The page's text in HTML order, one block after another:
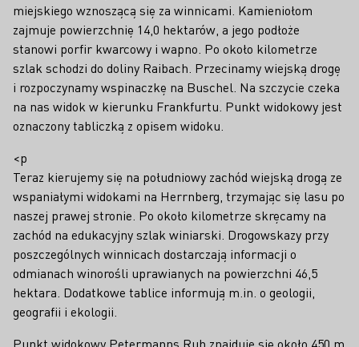
miejskiego wznoszącą się za winnicami. Kamieniołom
zajmuje powierzchnię 14,0 hektarów, a jego podłoże
stanowi porfir kwarcowy i wapno. Po około kilometrze
szlak schodzi do doliny Raibach. Przecinamy wiejską drogę
i rozpoczynamy wspinaczkę na Buschel. Na szczycie czeka
na nas widok w kierunku Frankfurtu. Punkt widokowy jest
oznaczony tabliczką z opisem widoku.
<p
Teraz kierujemy się na południowy zachód wiejską drogą ze
wspaniałymi widokami na Herrnberg, trzymając się lasu po
naszej prawej stronie. Po około kilometrze skręcamy na
zachód na edukacyjny szlak winiarski. Drogowskazy przy
poszczególnych winnicach dostarczają informacji o
odmianach winorośli uprawianych na powierzchni 46,5
hektara. Dodatkowe tablice informują m.in. o geologii,
geografii i ekologii.
Punkt widokowy Petermanns Ruh znajduje się około 450 m